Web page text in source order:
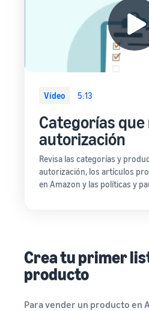
Vídeo 5:13
Categorías
autorización
Revisa las categorías y
autorización, los artículos
en Amazon y las políticas y
Crea tu primer
producto
Para vender un producto en